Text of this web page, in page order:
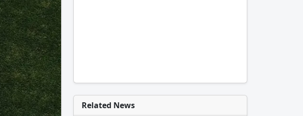
Related News